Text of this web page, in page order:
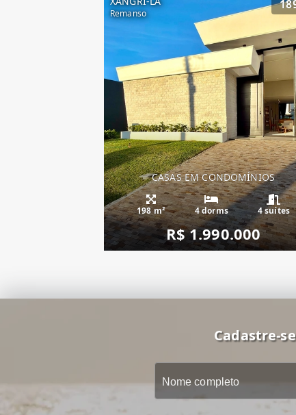
Remanso
CASAS EM CONDOMÍNIOS
198 m² 4 dorms 4 suítes
R$ 1.990.000
Casa Condado
Cadastre-